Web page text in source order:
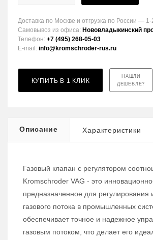
Доставка по Москве и отгрузка по России —
Самовывоз из офиса: Нововладыкинский
Телефон: +7 (495) 268-05-03
E-mail: info@kromschroder-rus.ru
КУПИТЬ В 1 КЛИК
НАШЛИ
ДЕШЕВЛЕ?
Описание Характеристики
Газовый клапан с регулятором
Kromschroder VAG - это
предназначенное для регулирования
газового потока в промышленных
обеспечивает точное и надежное
газовым потоком, что делает его